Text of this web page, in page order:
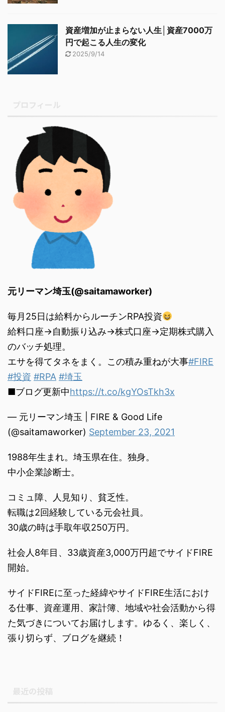
資産増加が止まらない人生│資産7000万
円で起こる人生の変化
2025/9/14
元リーマン埼玉(@saitamaworker)
毎月25日は給料からルーチンRPA投資
給料口座→自動振り込み→株式口座→定期株式購入
のバッチ処理。
エサを得てタネをまく。この積み重ねが大事#FIRE
#投資 #RPA #埼玉
■ブログ更新中https://t.co/kgYOsTkh3x
— 元リーマン埼玉 | FIRE & Good Life
(@saitamaworker) September 23, 2021
1988年生まれ。埼玉県在住。独身。
中小企業診断士。
コミュ障、人見知り、貧乏性。
転職は2回経験している元会社員。
30歳の時は手取年収250万円。
社会人8年目、33歳資産3,000万円超でサイドFIRE
開始。
サイドFIREに至った経緯やサイドFIRE生活におけ
る仕事、資産運用、家計簿、地域や社会活動から得
た気づきについてお届けします。ゆるく、楽しく、
張り切らず、ブログを継続！